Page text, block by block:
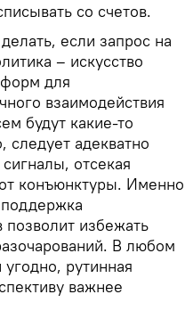
со счетов.
если запрос на
– искусство
для
взаимодействия
будут какие-то
адекватно
отсекая
конъюнктуры. Именно
позволит избежать
В любом
рутинная
важнее